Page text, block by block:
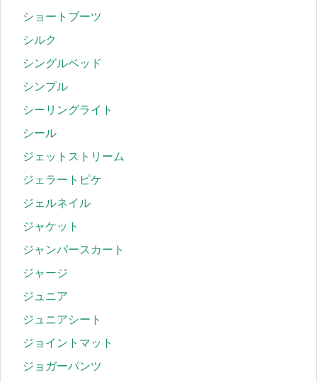
ショートブーツ
シルク
シングルベッド
シンプル
シーリングライト
シール
ジェットストリーム
ジェラートピケ
ジェルネイル
ジャケット
ジャンパースカート
ジャージ
ジュニア
ジュニアシート
ジョイントマット
ジョガーパンツ